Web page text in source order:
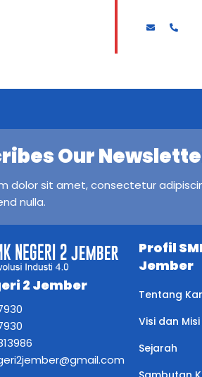
Our
dolor sit amet, consectetur
nulla.
2 Jember
Profil
Jember
Tentang
Visi dan Misi
Sejarah